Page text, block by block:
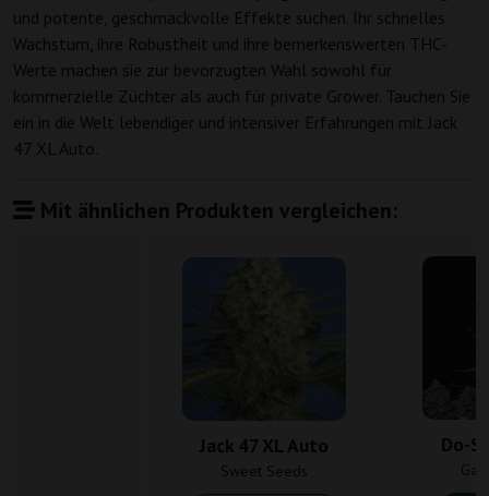
und potente, geschmackvolle Effekte suchen. Ihr schnelles
Wachstum, ihre Robustheit und ihre bemerkenswerten THC-
Werte machen sie zur bevorzugten Wahl sowohl für
kommerzielle Züchter als auch für private Grower. Tauchen Sie
ein in die Welt lebendiger und intensiver Erfahrungen mit Jack
47 XL Auto.
Mit ähnlichen Produkten vergleichen:
Jack 47 XL Auto
Sweet Seeds
Do-